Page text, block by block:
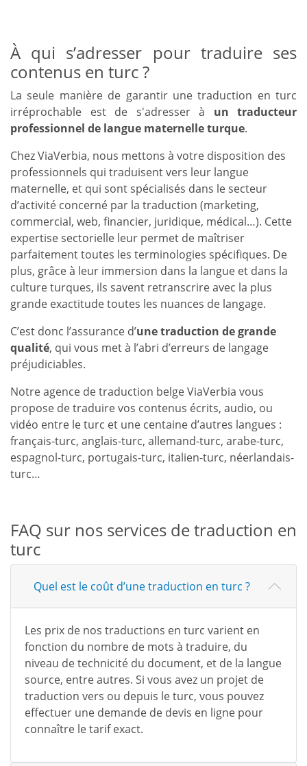
À qui s’adresser pour traduire ses
contenus en turc ?
La seule manière de garantir une traduction en turc
irréprochable est de s'adresser à un traducteur
professionnel de langue maternelle turque.
Chez ViaVerbia, nous mettons à votre disposition des
professionnels qui traduisent vers leur langue
maternelle, et qui sont spécialisés dans le secteur
d’activité concerné par la traduction (marketing,
commercial, web, financier, juridique, médical…). Cette
expertise sectorielle leur permet de maîtriser
parfaitement toutes les terminologies spécifiques. De
plus, grâce à leur immersion dans la langue et dans la
culture turques, ils savent retranscrire avec la plus
grande exactitude toutes les nuances de langage.
C’est donc l’assurance d’une traduction de grande
qualité, qui vous met à l’abri d’erreurs de langage
préjudiciables.
Notre agence de traduction belge ViaVerbia vous
propose de traduire vos contenus écrits, audio, ou
vidéo entre le turc et une centaine d’autres langues :
français-turc, anglais-turc, allemand-turc, arabe-turc,
espagnol-turc, portugais-turc, italien-turc, néerlandais-
turc…
FAQ sur nos services de traduction en
turc
Quel est le coût d’une traduction en turc ?
Les prix de nos traductions en turc varient en
fonction du nombre de mots à traduire, du
niveau de technicité du document, et de la langue
source, entre autres. Si vous avez un projet de
traduction vers ou depuis le turc, vous pouvez
effectuer une demande de devis en ligne pour
connaître le tarif exact.